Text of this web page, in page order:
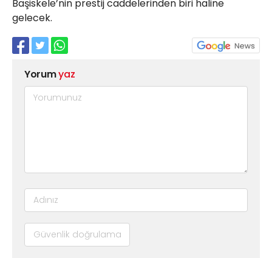
Başiskele’nin prestij caddelerinden biri haline
gelecek.
Yorumyaz